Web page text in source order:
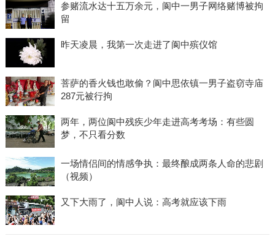
参赌流水达十五万余元，阆中一男子网络赌博被拘
留
昨天凌晨，我第一次走进了阆中殡仪馆
菩萨的香火钱也敢偷？阆中思依镇一男子盗窃寺庙
287元被行拘
两年，两位阆中残疾少年走进高考考场：有些圆
梦，不只看分数
一场情侣间的情感争执：最终酿成两条人命的悲剧
（视频）
又下大雨了，阆中人说：高考就应该下雨